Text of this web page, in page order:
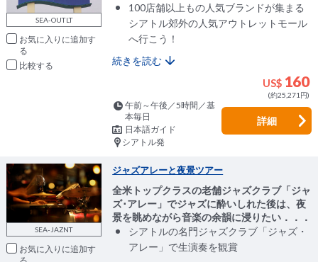
SEA-OUTLT
お気に入りに追加
比較
100店舗以上もの人気ブランドが集まる
シアトル郊外の人気アウトレットモール
へ行こう！
続きを読む
US$ 160
(約25,271円)
午前～午後／5時間／基
本毎日
日本語ガイド
シアトル発
詳細
SEA-JAZNT
お気に入りに追加
ジャズアレーと夜景ツアー
全米トップクラスの老舗ジャズクラブ「ジャ
ズ･アレー」でジャズに酔いしれた後は、夜
景を眺めながら音楽の余韻に浸りたい．．．
シアトルの名門ジャズクラブ「ジャズ・
アレー」で生演奏を観賞